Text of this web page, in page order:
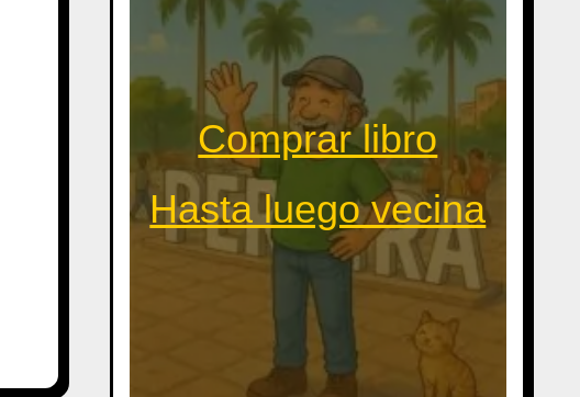
Comprar libro
Hasta luego vecina